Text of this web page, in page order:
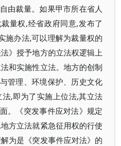
由裁量。如果甲市所在省人
量权,经省政府同意,发布了
施办法,可以理解为裁量权的
》授予地方的立法权逻辑上
和实施性立法。地方的创制
管理、环境保护、历史文化
,即为了实施上位法,其立法
。《突发事件应对法》规定
方立法就紧急征用权的行使
为是《突发事件应对法》的